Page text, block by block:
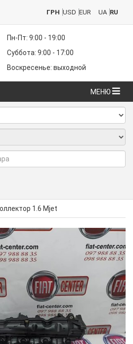
UA RU
ГРН USD EUR
Пн-Пт: 9:00 - 19:00
Суббота: 9:00 - 17:00
Воскресенье: выходной
МЕНЮ
1.6 Mjet